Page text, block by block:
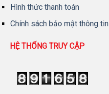
Hình thức thanh toán
Chính sách bảo mật thông tin
HỆ THỐNG TRUY CẬP